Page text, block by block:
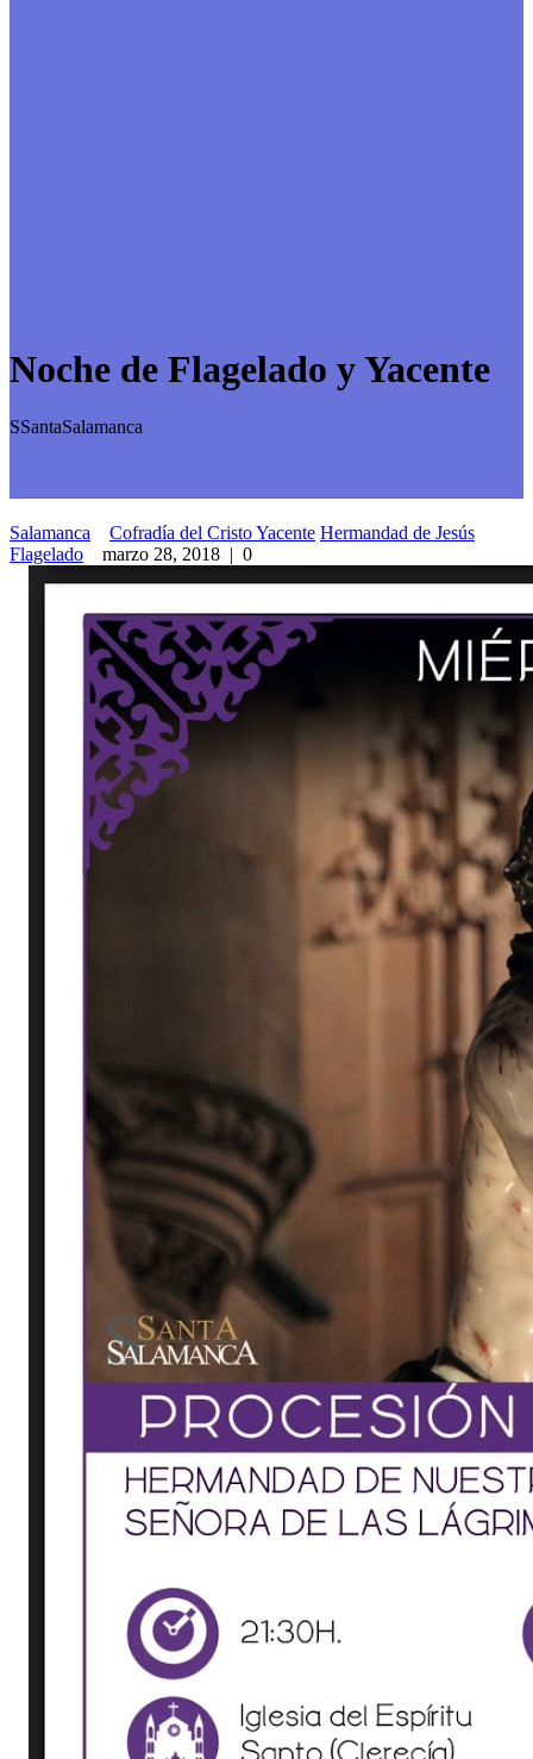
Noche de Flagelado y Yacente
SSantaSalamanca
Salamanca Cofradía del Cristo Yacente Hermandad de Jesús
Flagelado
marzo 28, 2018 | 0